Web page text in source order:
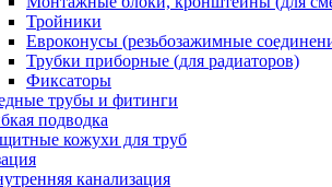
Тройники
Евроконусы (резьбозажимные
Трубки приборные (для радиаторов)
Фиксаторы
трубы и фитинги
подводка
кожухи для труб
канализация